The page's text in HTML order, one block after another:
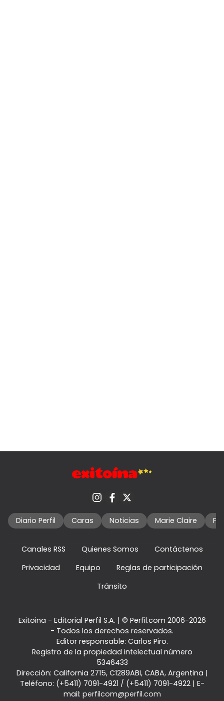
Diario Perfil Caras Noticias Marie Claire
Canales RSS Quienes Somos
Contáctenos
Privacidad
Equipo
Reglas de participación
Tránsito
Exitoina - Editorial Perfil S.A. | © Perfil.com 2006-2026
- Todos los derechos reservados.
Editor responsable: Carlos Piro.
Registro de la propiedad intelectual número
5346433
Dirección: California 2715, C1289ABI, CABA, Argentina |
Teléfono: (+5411) 7091-4921 / (+5411) 7091-4922| E-
mail: perfilcom@perfil.com